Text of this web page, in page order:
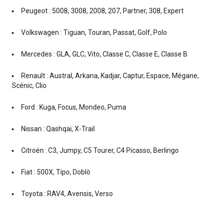
Peugeot : 5008, 3008, 2008, 207, Partner, 308, Expert
Volkswagen : Tiguan, Touran, Passat, Golf, Polo
Mercedes : GLA, GLC, Vito, Classe C, Classe E, Classe B
Renault : Austral, Arkana, Kadjar, Captur, Espace, Mégane,
Scénic, Clio
Ford : Kuga, Focus, Mondeo, Puma
Nissan : Qashqai, X-Trail
Citroën : C3, Jumpy, C5 Tourer, C4 Picasso, Berlingo
Fiat : 500X, Tipo, Doblò
Toyota : RAV4, Avensis, Verso